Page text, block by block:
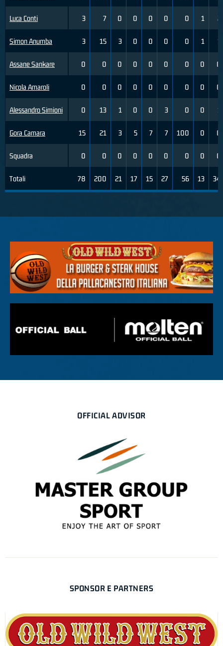
Luca Conti
Simon Anumba
Assane Sankare
Nicola Amaroli
Alessandro Simioni
Gora Camara
Squadra
Totali
3 7 0 0 0 0 0 1 2
3 15 3 0 0 0 0 1 1
0 0 0 0 0 0 0 0 0
0 0 0 0 0 0 0 0 0
0 13 1 0 0 3 0 0 1
15 21 3 5 7 7 100 0 0
0 0 0 0 0 0 0 0 0
78 200 21 17 15 27 56 13 34
OFFICIAL ADVISOR
SPONSOR E PARTNERS